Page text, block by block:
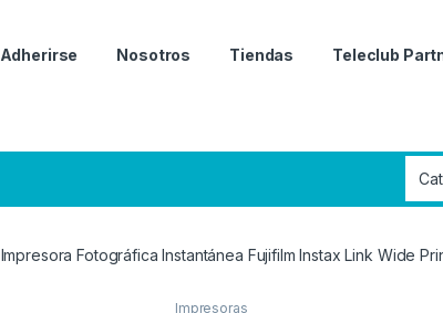
Adherirse Nosotros Tiendas Teleclub
Impresora Fotográfica Instantánea Fujifilm Instax Link Wide
Impresoras